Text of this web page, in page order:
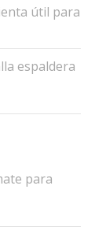
útil para
espaldera
para